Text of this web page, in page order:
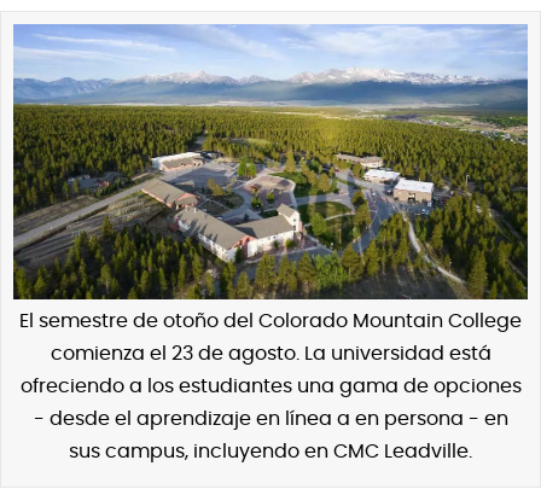
El semestre de otoño del Colorado Mountain College
comienza el 23 de agosto. La universidad está
ofreciendo a los estudiantes una gama de opciones
- desde el aprendizaje en línea a en persona - en
sus campus, incluyendo en CMC Leadville.